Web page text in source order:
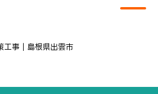
工事｜島根県出雲市